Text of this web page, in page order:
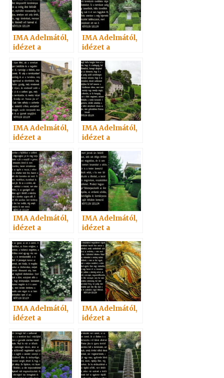
IMA Adelmától,
idézet a
Szellemtől 31.
IMA Adelmától,
idézet a
Szellemtől 22.
IMA Adelmától,
idézet a
Szellemtől 26.
IMA Adelmától,
idézet a
Szellemtől 28.
IMA Adelmától,
idézet a
Szellemtől 32.
IMA Adelmától,
idézet a
Szellemtől 30.
IMA Adelmától,
idézet a
Szellemtől 23.
IMA Adelmától,
idézet a
Szellemtől 29.